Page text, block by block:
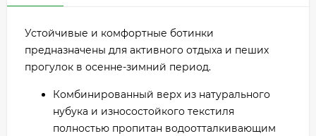
Устойчивые и комфортные ботинки
предназначены для активного отдыха и пеших
прогулок в осенне-зимний период.
Комбинированный верх из натурального
нубука и износостойкого текстиля
полностью пропитан водоотталкивающим